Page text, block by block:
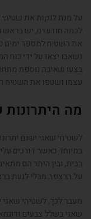
על מנת לנקות את שטיחי
לכמה חודשים, יש בראש
את השטיח למספר ימים
נשאבו יצאו על ידי כוח
בצעו שאיבה נוספת
עצמו ושטפו את השטיח
מה
לשטיחי שאגי ישנם
במיוחד כאשר דורכים
בבית, ובין היתר הם
על הרצפה מבלי לגעת
מעבר לכך,לשטיחי שאגי
שאגי בשלל צבעים